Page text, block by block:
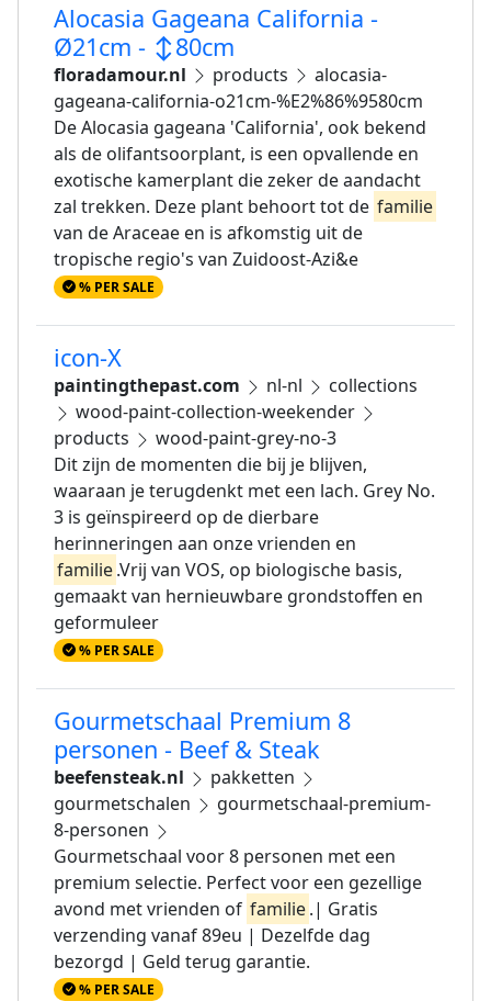
Alocasia Gageana California -
Ø21cm - ↕80cm
floradamour.nl products
alocasia-
gageana-california-o21cm-%E2%86%9580cm
De Alocasia gageana 'California', ook bekend
als de olifantsoorplant, is een opvallende en
exotische kamerplant die zeker de aandacht
zal trekken. Deze plant behoort tot de familie
van de Araceae en is afkomstig uit de
tropische regio's van Zuidoost-Azi&e
% PER SALE
icon-X
paintingthepast.com nl-nl
collections
wood-paint-collection-weekender
products
wood-paint-grey-no-3
Dit zijn de momenten die bij je blijven,
waaraan je terugdenkt met een lach. Grey No.
3 is geïnspireerd op de dierbare
herinneringen aan onze vrienden en
familie.Vrij van VOS, op biologische basis,
gemaakt van hernieuwbare grondstoffen en
geformuleer
% PER SALE
Gourmetschaal Premium 8
personen - Beef & Steak
beefensteak.nl
pakketten
gourmetschalen
gourmetschaal-premium-
8-personen
Gourmetschaal voor 8 personen met een
premium selectie. Perfect voor een gezellige
avond met vrienden of familie.| Gratis
verzending vanaf 89eu | Dezelfde dag
bezorgd | Geld terug garantie.
% PER SALE